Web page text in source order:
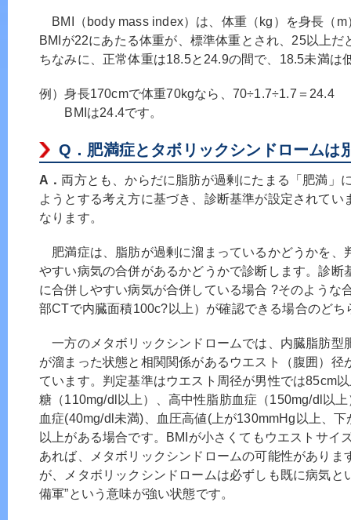
BMI（body mass index）は、体重（kg）を身長（m
BMIが22にあたる体重が、標準体重とされ、25以上だ
ちなみに、正常体重は18.5と24.9の間で、18.5未満は
例）身長170cmで体重70kgなら、70÷1.7÷1.7＝24.4
BMIは24.4です。
Q． 肥満症とタボリックシンドロームは
A． 両方とも、からだに脂肪が過剰にたまる「肥満」
ようとする考え方に基づき、診断基準が設定されてい
なります。
肥満症は、脂肪が過剰に溜まっているかどうかを、
やすい病気の合併があるかどうかで診断します。診断
に合併しやすい病気が合併している場合 ?そのような
部CTで内臓面積100c?以上）が確認できる場合のどち
一方のメタボリックシンドロームでは、内臓脂肪型
が溜まった状態と相関関係があるウエスト（腹囲）径
ています。判定基準はウエスト周径が男性では85cm
糖（110mg/dl以上）、高中性脂肪血症（150mg/dl以
血症(40mg/dl未満)、血圧高値(上が130mmHg以上、
以上がある場合です。BMIが小さくてもウエストサイ
あれば、メタボリックシンドロームの可能性がありま
が、メタボリックシンドロームは必ずしも既に病気と
備軍”という意味が強い状態です。